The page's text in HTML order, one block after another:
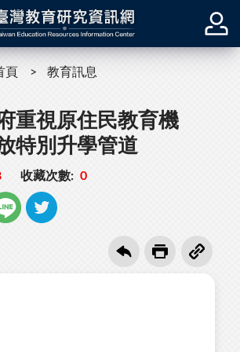
頁 教育訊息
重視原住民教育機
特別升學管道
收藏次數: 0